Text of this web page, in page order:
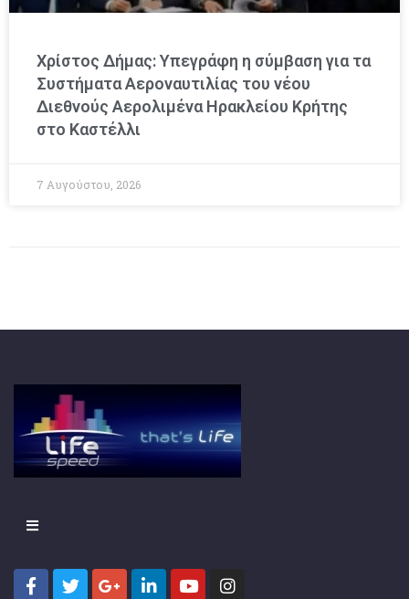
Χρίστος Δήμας: Υπεγράφη η σύμβαση για τα
Συστήματα Αεροναυτιλίας του νέου
Διεθνούς Αερολιμένα Ηρακλείου Κρήτης
στο Καστέλλι
7 Αυγούστου, 2026